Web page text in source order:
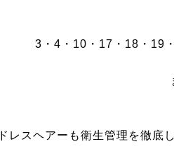
3・4・10・17・18・19
ドレスヘアーも衛生管理を徹底